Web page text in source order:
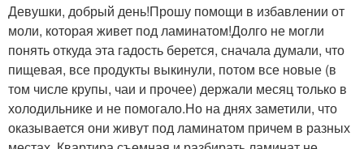
Девушки, добрый день!Прошу помощи в избавлении от
моли, которая живет под ламинатом!Долго не могли
понять откуда эта гадость берется, сначала думали, что
пищевая, все продукты выкинули, потом все новые (в
том числе крупы, чаи и прочее) держали месяц только в
холодильнике и не помогало.Но на днях заметили, что
оказывается они живут под ламинатом причем в разных